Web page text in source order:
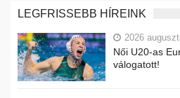
LEGFRISSEBB HÍREINK
2026
Női U20-as
válogatott!